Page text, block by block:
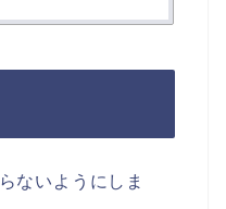
ないようにしま